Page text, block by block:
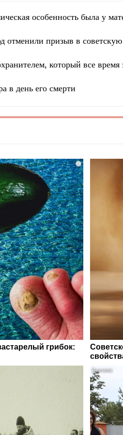
особенность была у
отменили призыв в
который все время
в день его смерти
i
грибок: